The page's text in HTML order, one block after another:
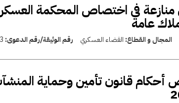
في اختصاص المحكمة
عامة
المجال و القطاع: القضاء العسكري رقم الوثيقة/رقم الدعوى: